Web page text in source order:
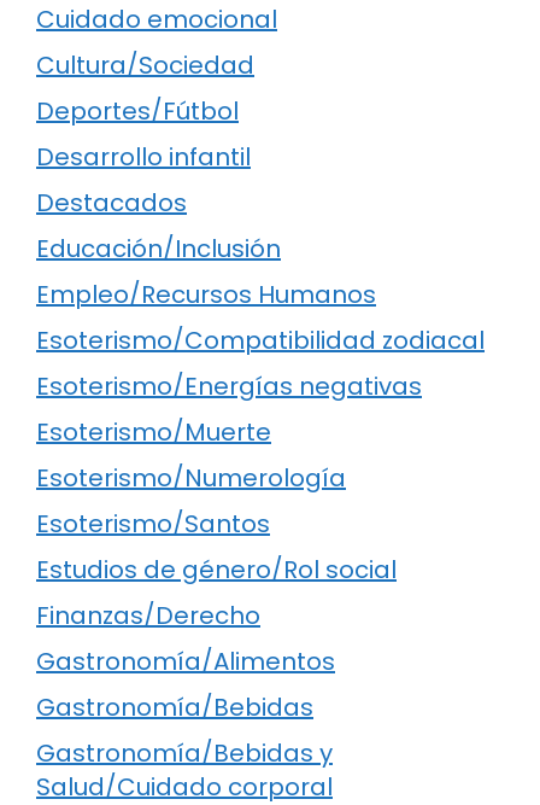
Cuidado emocional
Cultura/Sociedad
Deportes/Fútbol
Desarrollo infantil
Destacados
Educación/Inclusión
Empleo/Recursos Humanos
Esoterismo/Compatibilidad zodiacal
Esoterismo/Energías negativas
Esoterismo/Muerte
Esoterismo/Numerología
Esoterismo/Santos
Estudios de género/Rol social
Finanzas/Derecho
Gastronomía/Alimentos
Gastronomía/Bebidas
Gastronomía/Bebidas y
Salud/Cuidado corporal